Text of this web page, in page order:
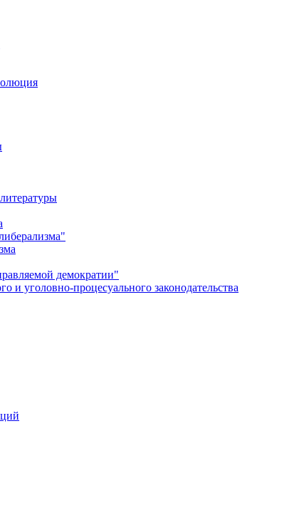
демократии"
и уголовно-процесуального законодательства